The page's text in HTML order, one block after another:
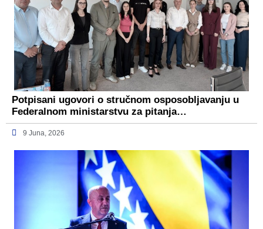
Potpisani ugovori o stručnom osposobljavanju u
Federalnom ministarstvu za pitanja…
9 Juna, 2026